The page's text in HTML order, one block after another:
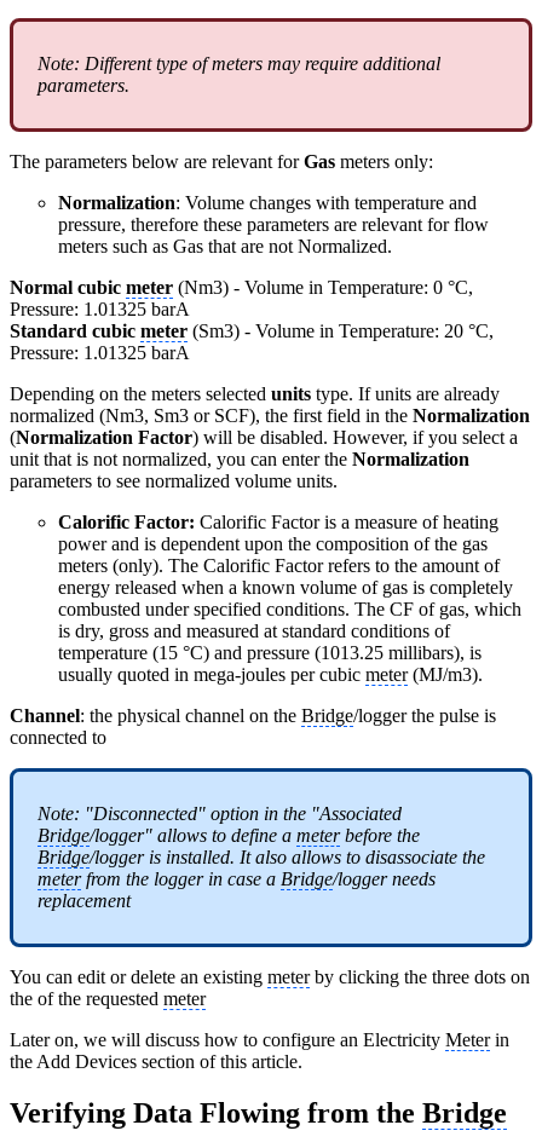
Note: Different type of meters may require additional
parameters.
The parameters below are relevant forGas meters only:
Normalization: Volume changes with temperature and
pressure, therefore these parameters are relevant for flow
meters such as Gas that are not Normalized.
Normal cubic meter (Nm3) - Volume in Temperature: 0 °C,
Pressure: 1.01325 barA
Standard cubic meter (Sm3) - Volume in Temperature: 20 °C,
Pressure: 1.01325 barA
Depending on the meters selected units type. If units are already
normalized (Nm3, Sm3 or SCF), the first field in the Normalization
(Normalization Factor) will be disabled. However, if you select a
unit that is not normalized, you can enter the Normalization
parameters to see normalized volume units.
Calorific Factor: Calorific Factor is a measure of heating
power and is dependent upon the composition of the gas
meters (only). The Calorific Factor refers to the amount of
energy released when a known volume of gas is completely
combusted under specified conditions. The CF of gas, which
is dry, gross and measured at standard conditions of
temperature (15 °C) and pressure (1013.25 millibars), is
usually quoted in mega-joules per cubic meter(MJ/m3).
Channel: the physical channel on the Bridge/logger the pulse is
connected to
Note: "Disconnected" option in the "Associated
Bridge/logger" allows to define a meterbefore the
Bridge/logger is installed. It also allows to disassociate the
meterfrom the logger in case a Bridge/logger needs
replacement
You can edit or delete an existing meterby clicking the three dots on
the of the requested meter
Later on, we will discuss how to configure an Electricity Meterin
the Add Devices section of this article.
Verifying Data Flowing from the Bridge